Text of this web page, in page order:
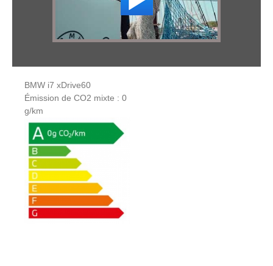
BMW i7 xDrive60
Émission de CO2 mixte : 0
g/km